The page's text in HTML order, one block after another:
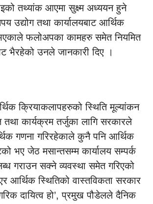
तथ्यांक आएमा सुक्ष्म अध्ययन हुने
उद्योग तथा कार्यालयबाट आर्थिक
फलोअपका कामहरु समेत नियमित
भैरहेको उनले जानकारी दिए ।
क्रियाकलापहरुको स्थिति मूल्यांकन
तथा कार्यक्रम तर्जुका लागि सरकारले
गणना गरिरहेकाले कुनै पनि आर्थिक
भए जेठ मसान्तसम्म कार्यालय सम्पर्क
गराउन सक्ने व्यवस्था समेत गरिएको
आर्थिक स्थितिको वास्तविकता सरकार
दायित्व हो’, प्रमुख पौडेलले दैनिक